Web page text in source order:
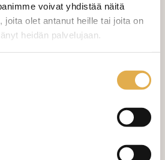
voivat yhdistää näitä
joita olet antanut heille tai joita on
heidän palvelujaan.
leveys 150 cm + 22,00 €
leveys max 150 + 42,00 €
+ 4,00 €